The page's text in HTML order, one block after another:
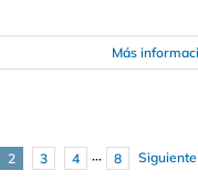
Más
2 3 4 ··· 8 Siguiente